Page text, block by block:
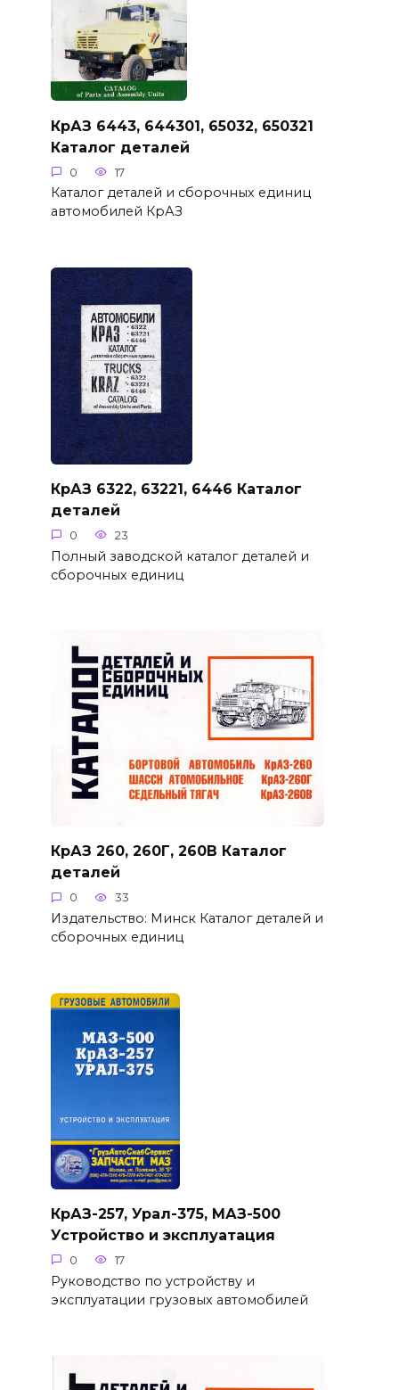
КрАЗ 6443, 644301, 65032, 650321
Каталог деталей
0 17
Каталог деталей и сборочных единиц
автомобилей КрАЗ
КрАЗ 6322, 63221, 6446 Каталог
деталей
0 23
Полный заводской каталог деталей и
сборочных единиц
КрАЗ 260, 260Г, 260В Каталог
деталей
0 33
Издательство: Минск Каталог деталей и
сборочных единиц
КрАЗ-257, Урал-375, МАЗ-500
Устройство и эксплуатация
0 17
Руководство по устройству и
эксплуатации грузовых автомобилей